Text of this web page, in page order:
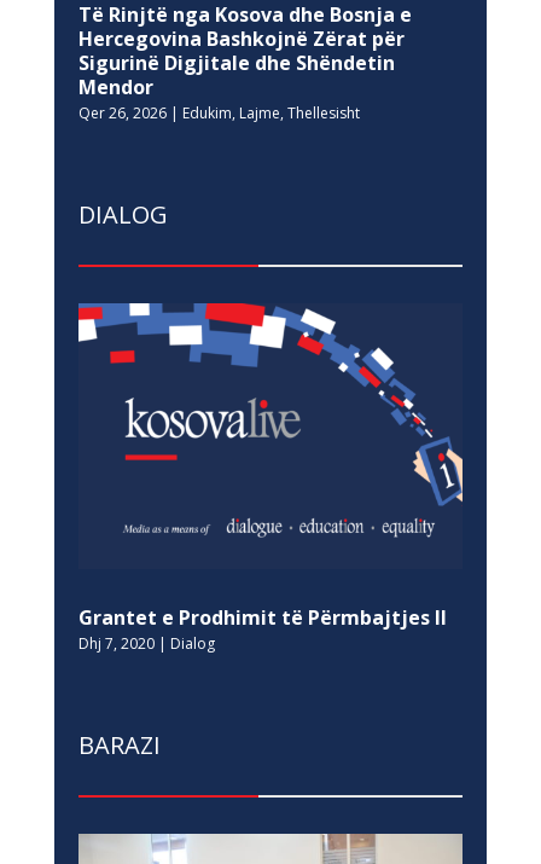
Të Rinjtë nga Kosova dhe Bosnja e
Hercegovina Bashkojnë Zërat për
Sigurinë Digjitale dhe Shëndetin
Mendor
Qer 26, 2026| Edukim, Lajme, Thellesisht
DIALOG
Grantet e Prodhimit të Përmbajtjes II
Dhj 7, 2020| Dialog
BARAZI